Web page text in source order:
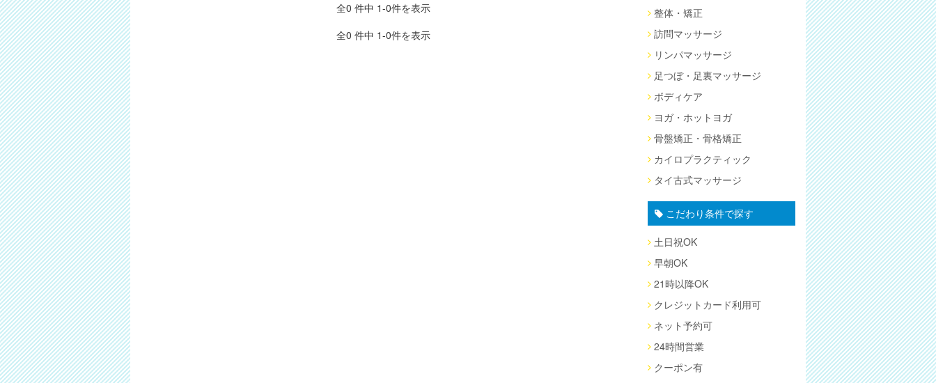
全0 件中 1-0件を表示
全0 件中 1-0件を表示
整体・矯正
訪問マッサージ
リンパマッサージ
足つぼ・足裏マッサージ
ボディケア
ヨガ・ホットヨガ
骨盤矯正・骨格矯正
カイロプラクティック
タイ古式マッサージ
こだわり条件で探す
土日祝OK
早朝OK
21時以降OK
クレジットカード利用可
ネット予約可
24時間営業
クーポン有